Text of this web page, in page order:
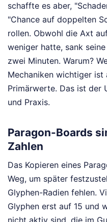
schaffte es aber,
"Chance auf doppelten
rollen. Obwohl die Axt
weniger hatte, sank
zwei Minuten. Warum?
Mechaniken wichtiger ist
Primärwerte. Das ist der
und Praxis.
Paragon-Boards
Zahlen
Das Kopieren eines
Weg, um später
Glyphen-Radien fehlen.
Glyphen erst auf 15 und
nicht aktiv sind, die im